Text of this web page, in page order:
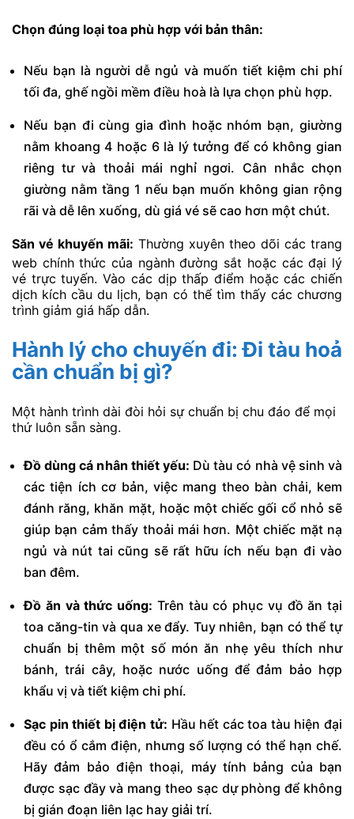
Chọn đúng loại toa phù hợp với bản thân:
Nếu bạn là người dễ ngủ và muốn tiết kiệm chi phí
tối đa, ghế ngồi mềm điều hoà là lựa chọn phù hợp.
Nếu bạn đi cùng gia đình hoặc nhóm bạn, giường
nằm khoang 4 hoặc 6 là lý tưởng để có không gian
riêng tư và thoải mái nghỉ ngơi. Cân nhắc chọn
giường nằm tầng 1 nếu bạn muốn không gian rộng
rãi và dễ lên xuống, dù giá vé sẽ cao hơn một chút.
Săn vé khuyến mãi: Thường xuyên theo dõi các trang
web chính thức của ngành đường sắt hoặc các đại lý
vé trực tuyến. Vào các dịp thấp điểm hoặc các chiến
dịch kích cầu du lịch, bạn có thể tìm thấy các chương
trình giảm giá hấp dẫn.
Hành lý cho chuyến đi:Đi tàu hoả
cần chuẩn bị gì?
Một hành trình dài đòi hỏi sự chuẩn bị chu đáo để mọi
thứ luôn sẵn sàng.
Đồ dùng cá nhân thiết yếu: Dù tàu có nhà vệ sinh và
các tiện ích cơ bản, việc mang theo bàn chải, kem
đánh răng, khăn mặt, hoặc một chiếc gối cổ nhỏ sẽ
giúp bạn cảm thấy thoải mái hơn. Một chiếc mặt nạ
ngủ và nút tai cũng sẽ rất hữu ích nếu bạn đi vào
ban đêm.
Đồ ăn và thức uống: Trên tàu có phục vụ đồ ăn tại
toa căng-tin và qua xe đẩy. Tuy nhiên, bạn có thể tự
chuẩn bị thêm một số món ăn nhẹ yêu thích như
bánh, trái cây, hoặc nước uống để đảm bảo hợp
khẩu vị và tiết kiệm chi phí.
Sạc pin thiết bị điện tử: Hầu hết các toa tàu hiện đại
đều có ổ cắm điện, nhưng số lượng có thể hạn chế.
Hãy đảm bảo điện thoại, máy tính bảng của bạn
được sạc đầy và mang theo sạc dự phòng để không
bị gián đoạn liên lạc hay giải trí.